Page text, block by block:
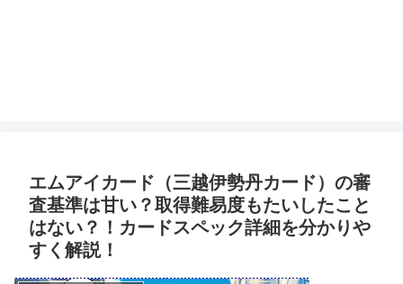
エムアイカード（三越伊勢丹カード）の審
査基準は甘い？取得難易度もたいしたこと
はない？！カードスペック詳細を分かりや
すく解説！